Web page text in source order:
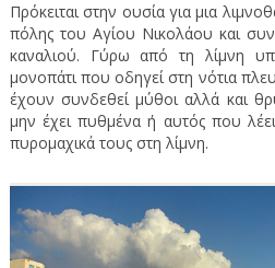
Πρόκειται στην ουσία για μια
πόλης του Αγίου Νικολάου και
καναλιού. Γύρω από τη λίμνη
μονοπάτι που οδηγεί στη νότια
έχουν συνδεθεί μύθοι αλλά και
μην έχει πυθμένα ή αυτός που
πυρομαχικά τους στη λίμνη.